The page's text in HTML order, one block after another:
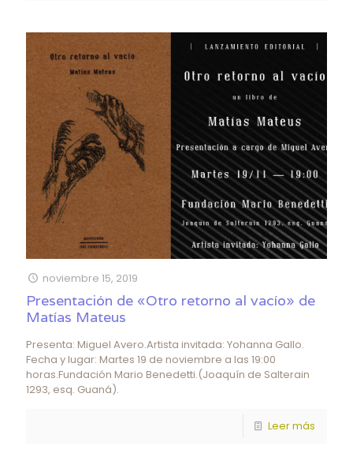
noviembre 15, 2019
Presentación de «Otro retorno al vacío» de
Matías Mateus
Presenta: Miguel Avero.Artista invitada: Yohanna Gallo.
Fecha y lugar: Martes 19 de noviembre a las 19:00
horas.Fundación Mario Benedetti.(Joaquín de Salterain
1293, esq. Guaná).
Leer más